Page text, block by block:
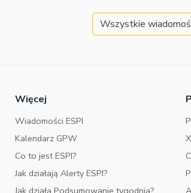
Wszystkie
Więcej
Wiadomości ESPI
Kalendarz GPW
Co to jest ESPI?
Jak działają Alerty ESPI?